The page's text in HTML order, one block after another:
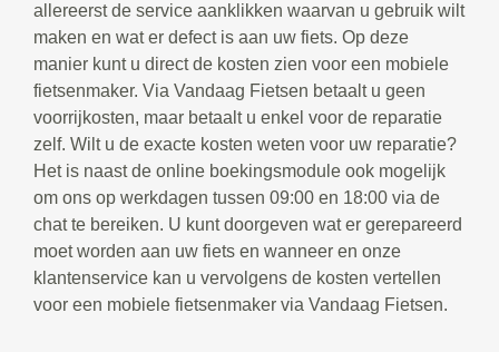
allereerst de service aanklikken waarvan u gebruik wilt
maken en wat er defect is aan uw fiets. Op deze
manier kunt u direct de kosten zien voor een mobiele
fietsenmaker. Via Vandaag Fietsen betaalt u geen
voorrijkosten, maar betaalt u enkel voor de reparatie
zelf. Wilt u de exacte kosten weten voor uw reparatie?
Het is naast de online boekingsmodule ook mogelijk
om ons op werkdagen tussen 09:00 en 18:00 via de
chat te bereiken. U kunt doorgeven wat er gerepareerd
moet worden aan uw fiets en wanneer en onze
klantenservice kan u vervolgens de kosten vertellen
voor een mobiele fietsenmaker via Vandaag Fietsen.